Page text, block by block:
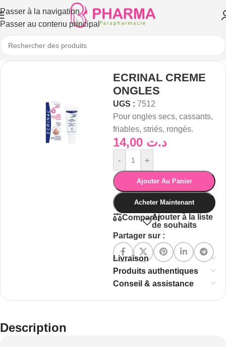
Passer à la navigation
Passer au contenu principal
ECRINAL CREME
ONGLES
UGS : 7512
Pour ongles secs, cassants,
friables, striés, rongés.
د.ت
- +
Ajouter Au Panier
Acheter Maintenant
ComparerAjouter à la liste
de souhaits
Partager sur :
Livraison
Produits authentiques
Conseil & assistance
Description